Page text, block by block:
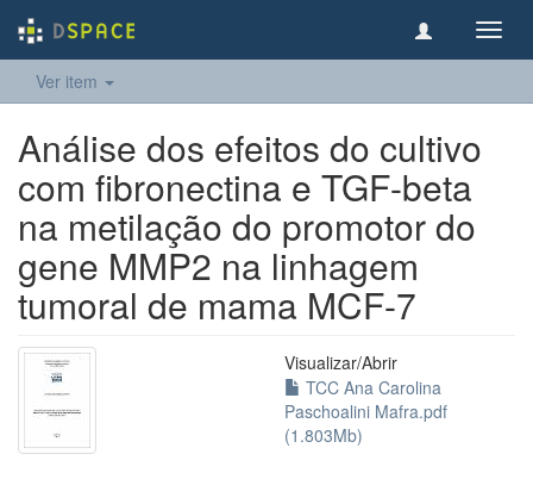
Ver item
Análise dos efeitos do cultivo
com fibronectina e TGF-beta
na metilação do promotor do
gene MMP2 na linhagem
tumoral de mama MCF-7
Visualizar/Abrir
TCC Ana Carolina
Paschoalini Mafra.pdf
(1.803Mb)